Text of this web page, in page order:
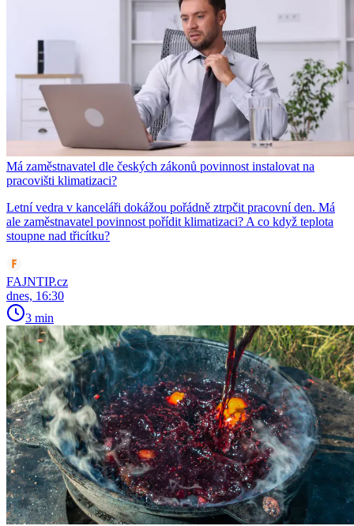
Má zaměstnavatel dle českých zákonů povinnost instalovat na
pracovišti klimatizaci?
Letní vedra v kanceláři dokážou pořádně ztrpčit pracovní den. Má
ale zaměstnavatel povinnost pořídit klimatizaci? A co když teplota
stoupne nad třicítku?
FAJNTIP.cz
dnes, 16:30
3 min